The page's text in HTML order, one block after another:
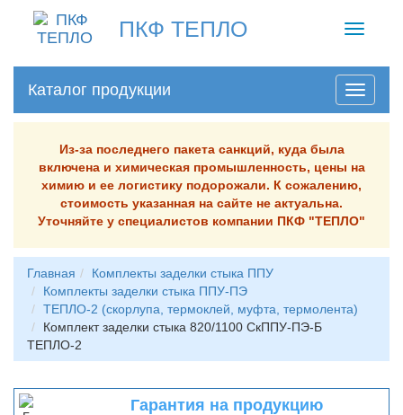
ПКФ ТЕПЛО
Toggle
Каталог продукции
Из-за последнего пакета санкций, куда была
включена и химическая промышленность, цены на
химию и ее логистику подорожали. К сожалению,
стоимость указанная на сайте не актуальна.
Уточняйте у специалистов компании ПКФ "ТЕПЛО"
Главная
Комплекты заделки стыка ППУ
Комплекты заделки стыка ППУ-ПЭ
ТЕПЛО-2 (скорлупа, термоклей, муфта, термолента)
Комплект заделки стыка 820/1100 СкППУ-ПЭ-Б
ТЕПЛО-2
Гарантия на продукцию